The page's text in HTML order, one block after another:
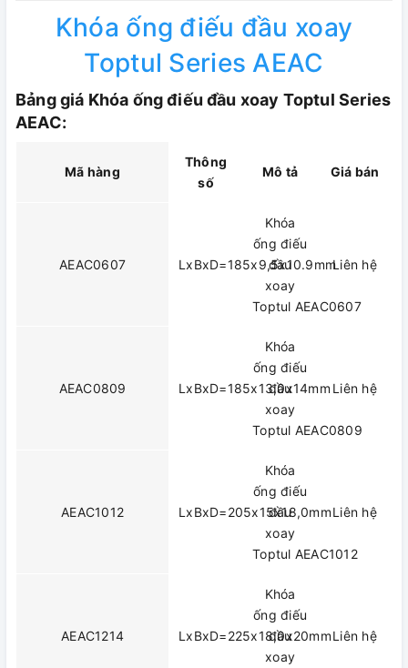
Khóa ống điếu đầu xoay
Toptul Series AEAC
Bảng giá Khóa ống điếu đầu xoay Toptul Series
AEAC:
Mã hàng
Thông
số
Mô tả Giá bán
AEAC0607 LxBxD=185x9,5x10.9mm
Khóa
ống điếu
đầu
xoay
Toptul AEAC0607
Liên hệ
AEAC0809 LxBxD=185x13,0x14mm
Khóa
ống điếu
đầu
xoay
Toptul AEAC0809
Liên hệ
AEAC1012 LxBxD=205x15x18,0mm
Khóa
ống điếu
đầu
xoay
Toptul AEAC1012
Liên hệ
AEAC1214 LxBxD=225x18,0x20mm
Khóa
ống điếu
đầu
xoay
Liên hệ